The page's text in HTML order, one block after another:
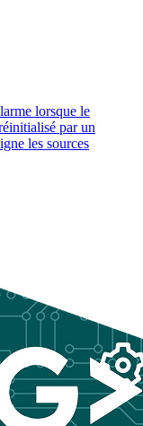
lorsque le
par un
les sources